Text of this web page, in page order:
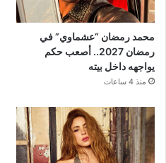
محمد رمضان “عشماوي” في
رمضان 2027.. أصعب حكم
يواجهه داخل بيته
منذ 4 ساعات